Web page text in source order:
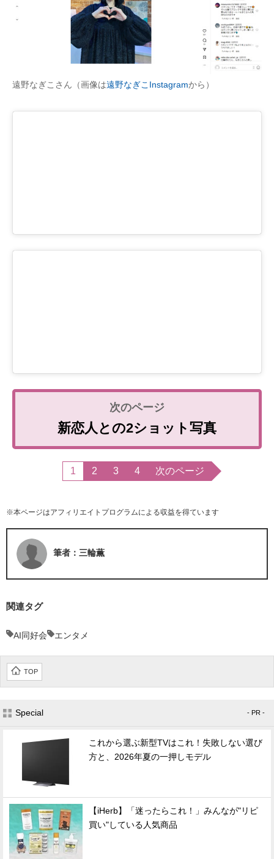
遠野なぎこさん（画像は遠野なぎこInstagramから）
新恋人との2ショット写真
1 2 3 4 次のページ
※本ページはアフィリエイトプログラムによる収益を得ています
筆者：三輪薫
関連タグ
AI同好会 エンタメ
TOP
Special - PR -
これから選ぶ新型TVはこれ！失敗しない選び
方と、2026年夏の一押しモデル
【iHerb】「迷ったらこれ！」みんなが"リピ
買い"している人気商品